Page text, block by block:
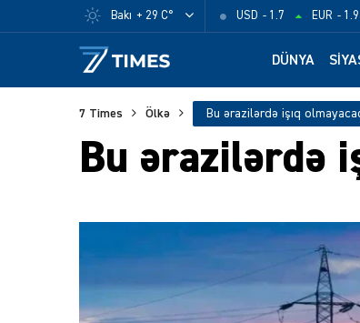
Bakı + 29 C° USD - 1.7 EUR -
DÜNYA
7 Times Ölkə Bu ərazilərdə işıq
Bu ərazilərdə